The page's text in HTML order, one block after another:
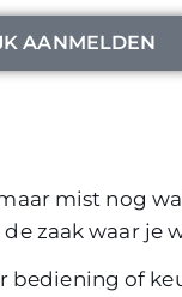
AANMELDEN
mist nog
zaak waar je
bediening of